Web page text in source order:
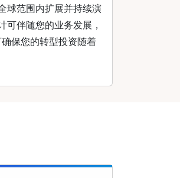
球范围内扩展并持续演
可伴随您的业务发展，
保您的转型投资随着